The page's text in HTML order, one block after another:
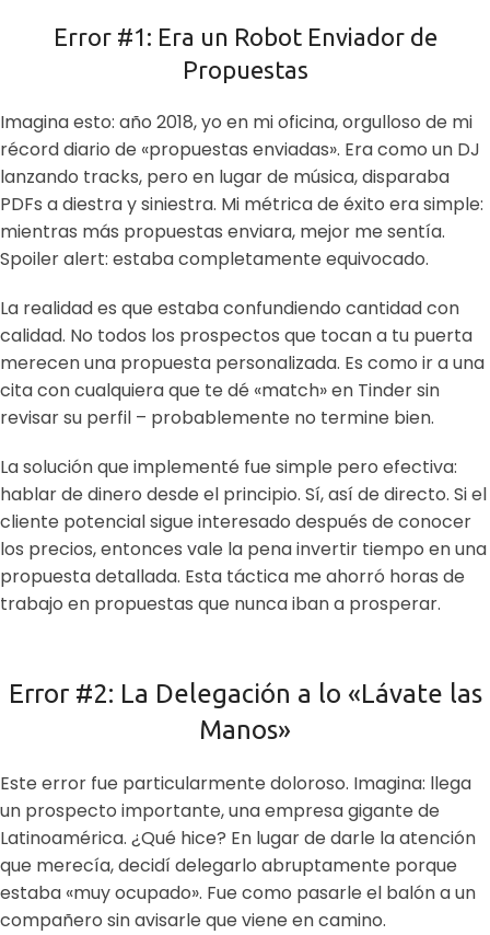
Error #1: Era un Robot Enviador de
Propuestas
Imagina esto: año 2018, yo en mi oficina, orgulloso de mi
récord diario de «propuestas enviadas». Era como un DJ
lanzando tracks, pero en lugar de música, disparaba
PDFs a diestra y siniestra. Mi métrica de éxito era simple:
mientras más propuestas enviara, mejor me sentía.
Spoiler alert: estaba completamente equivocado.
La realidad es que estaba confundiendo cantidad con
calidad. No todos los prospectos que tocan a tu puerta
merecen una propuesta personalizada. Es como ir a una
cita con cualquiera que te dé «match» en Tinder sin
revisar su perfil – probablemente no termine bien.
La solución que implementé fue simple pero efectiva:
hablar de dinero desde el principio. Sí, así de directo. Si el
cliente potencial sigue interesado después de conocer
los precios, entonces vale la pena invertir tiempo en una
propuesta detallada. Esta táctica me ahorró horas de
trabajo en propuestas que nunca iban a prosperar.
Error #2: La Delegación a lo «Lávate las
Manos»
Este error fue particularmente doloroso. Imagina: llega
un prospecto importante, una empresa gigante de
Latinoamérica. ¿Qué hice? En lugar de darle la atención
que merecía, decidí delegarlo abruptamente porque
estaba «muy ocupado». Fue como pasarle el balón a un
compañero sin avisarle que viene en camino.